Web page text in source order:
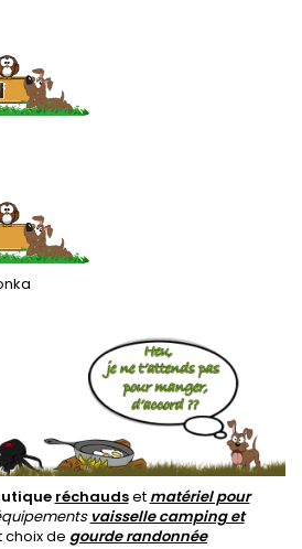
réchaudset matériel pour
vaisselle camping et
choix de gourde randonnée